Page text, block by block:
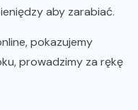
aby zarabiać.
pokazujemy
prowadzimy za rękę